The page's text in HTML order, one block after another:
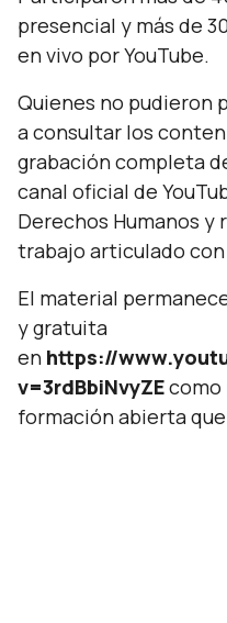
presencial y más de
en vivo por YouTube.
Quienes no pudieron
a consultar los
grabación completa
canal oficial de
Derechos Humanos y
trabajo articulado con
El material
y gratuita
en https://
v=3rdBbiNvyZEcomo
formación abierta